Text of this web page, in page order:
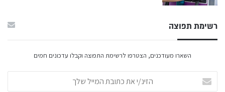
רשימת תפוצה
השארו מעודכנים, הצטרפו לרשימת התפוצה וקבלו עדכונים חמים
את